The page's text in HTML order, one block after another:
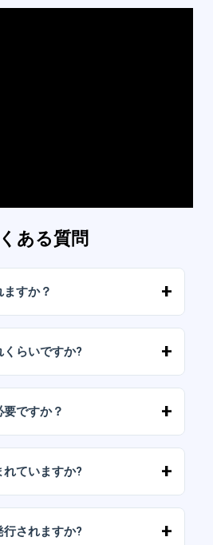
ある質問
すか？
くらいですか?
で展開されます。
ですか？
れていますか?
ます。
されますか?